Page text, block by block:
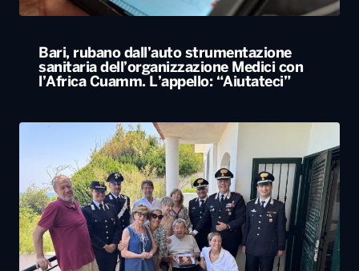
Bari, rubano dall’auto strumentazione
sanitaria dell’organizzazione Medici con
l’Africa Cuamm. L’appello: “Aiutateci”